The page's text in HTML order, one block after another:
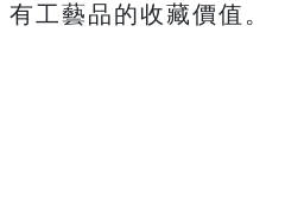
有工藝品的收藏價值。